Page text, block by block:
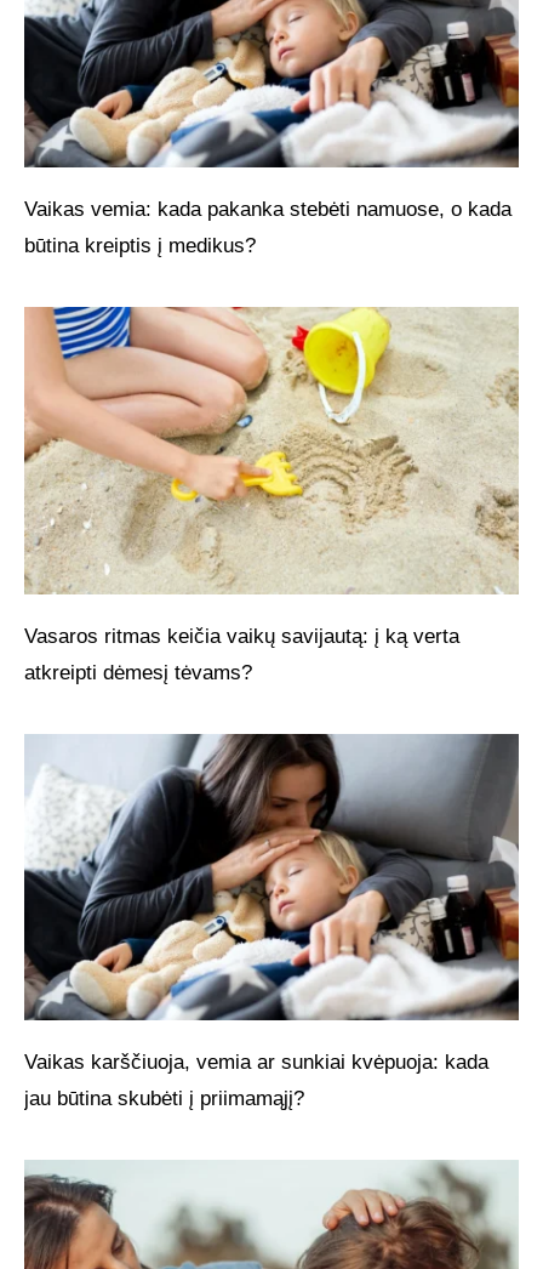
Vaikas vemia: kada pakanka stebėti namuose, o kada
būtina kreiptis į medikus?
Vasaros ritmas keičia vaikų savijautą: į ką verta
atkreipti dėmesį tėvams?
Vaikas karščiuoja, vemia ar sunkiai kvėpuoja: kada
jau būtina skubėti į priimamąjį?